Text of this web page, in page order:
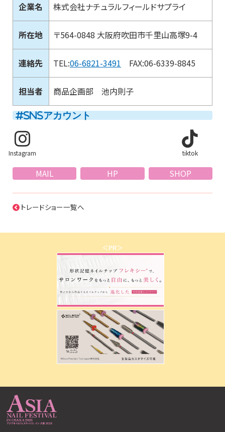
企業名 株式会社ナチュラルフィールドサプライ
所在地 〒564-0848 大阪府吹田市千里山高塚9-4
連絡先 TEL:06-6821-3491 FAX:06-6339-8845
担当者 商品企画部 池内則子
SNSアカウント
Instagram tiktok
MAIL HP SHOP
トレードショー一覧へ
＜PR＞